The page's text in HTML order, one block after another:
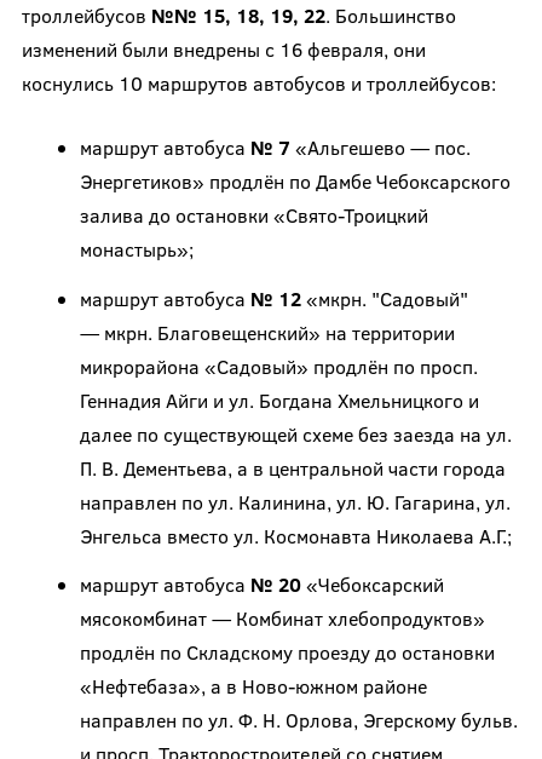
троллейбусов №№ 15, 18, 19, 22. Большинство
изменений были внедрены с 16 февраля, они
коснулись 10 маршрутов автобусов и троллейбусов:
маршрут автобуса № 7 «Альгешево — пос.
Энергетиков» продлён по Дамбе Чебоксарского
залива до остановки «Свято-Троицкий
монастырь»;
маршрут автобуса № 12«мкрн. "Садовый"
— мкрн. Благовещенский» на территории
микрорайона «Садовый» продлён по просп.
Геннадия Айги и ул. Богдана Хмельницкого и
далее по существующей схеме без заезда на ул.
П. В. Дементьева, а в центральной части города
направлен по ул. Калинина, ул. Ю. Гагарина, ул.
Энгельса вместо ул. Космонавта Николаева А.Г.;
маршрут автобуса № 20«Чебоксарский
мясокомбинат — Комбинат хлебопродуктов»
продлён по Складскому проезду до остановки
«Нефтебаза», а в Ново-южном районе
направлен по ул. Ф. Н. Орлова, Эгерскому бульв.